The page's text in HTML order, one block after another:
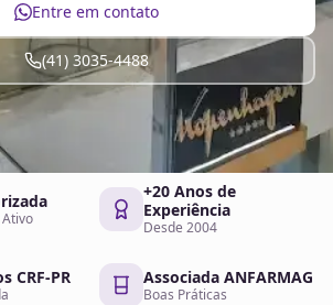
Entre em contato
(41) 3035-4488
+20 Anos de
Experiência
Desde 2004
CRF-PR Associada ANFARMAG
Boas Práticas